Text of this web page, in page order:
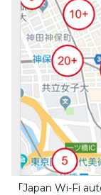
「Japan Wi-Fi